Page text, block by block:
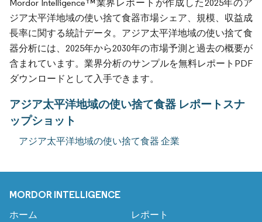
Mordor Intelligence™業界レポートが作成した2025年のア
ジア太平洋地域の使い捨て食器市場シェア、規模、収益成
長率に関する統計データ。アジア太平洋地域の使い捨て食
器分析には、2025年から2030年の市場予測と過去の概要が
含まれています。業界分析のサンプルを無料レポートPDF
ダウンロードとして入手できます。
アジア太平洋地域の使い捨て食器 レポートスナ
ップショット
アジア太平洋地域の使い捨て食器 企業
MORDOR INTELLIGENCE
ホーム レポート